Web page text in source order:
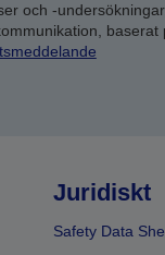
och -
Juridiskt
Safety Data